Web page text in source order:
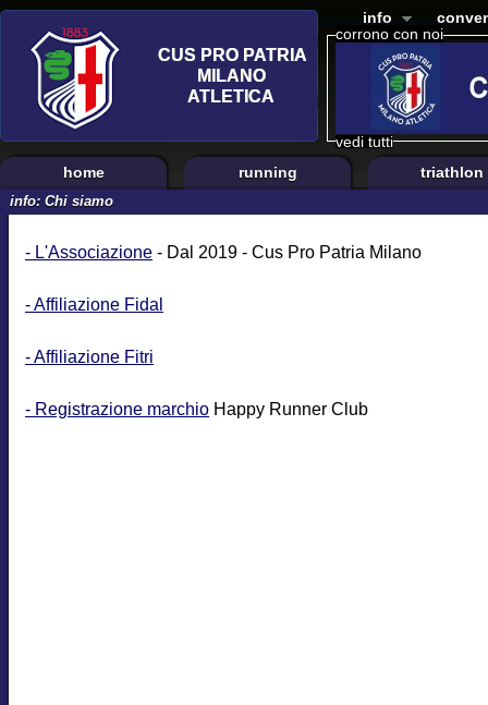
corrono con noi
vedi tutti
info
home running triathlon
info: Chi siamo
- L'Associazione - Dal 2019 - Cus Pro Patria Milano
- Affiliazione Fidal
- Affiliazione Fitri
- Registrazione marchio Happy Runner Club